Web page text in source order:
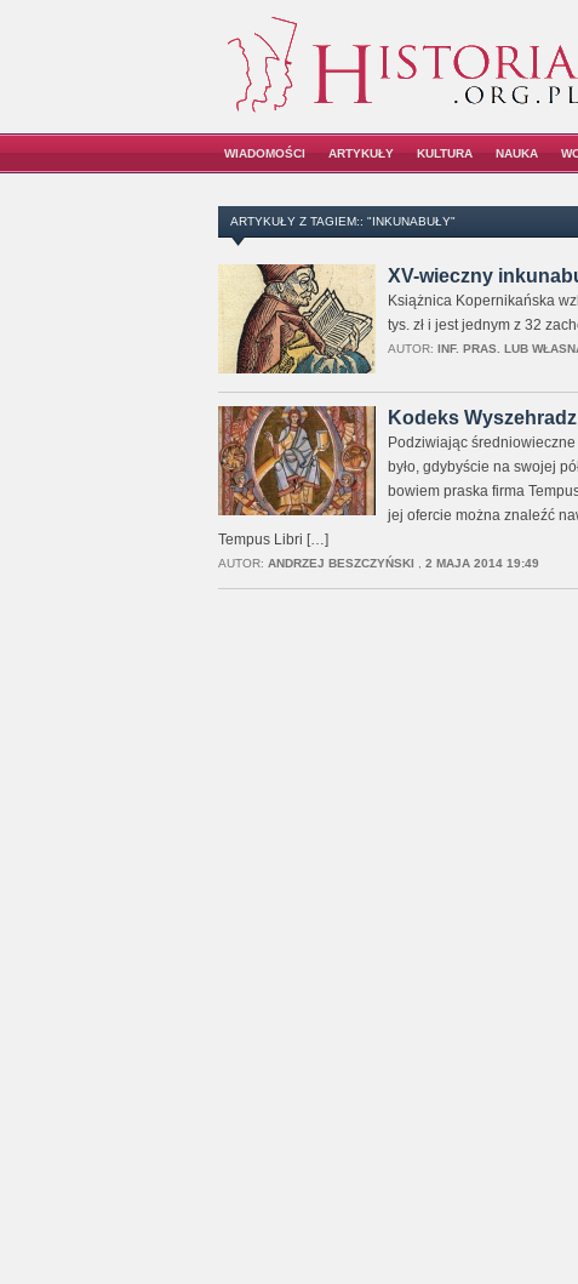
WIADOMOŚCI ARTYKUŁY KULTURA NAUKA
ARTYKUŁY Z TAGIEM:: "INKUNABUŁY"
XV-wieczny
Książnica Kopernikańska
tys. zł i jest jednym z 32
AUTOR: INF. PRAS. LUB
Kodeks
Podziwiając
było, gdybyście na swojej
bowiem praska firma
jej ofercie można znaleźć
Tempus Libri […]
AUTOR: ANDRZEJ BESZCZYŃSKI 2 MAJA 2014 19:49